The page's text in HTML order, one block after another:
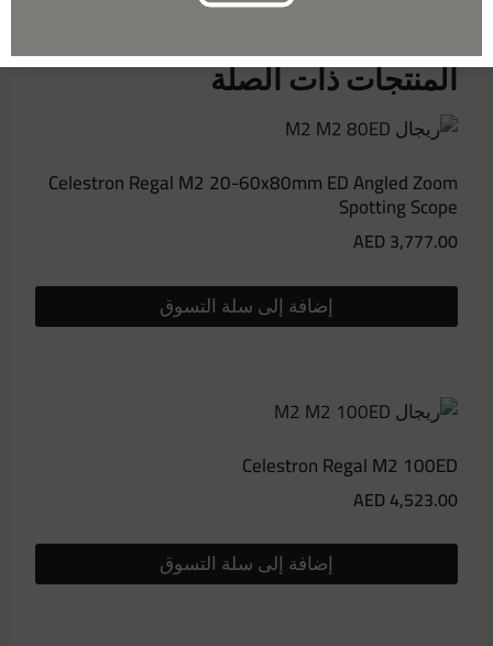
المنتجات ذات الصلة
Celestron Regal M2 20-60x80mm ED Angled Zoom
Spotting Scope
AED3,777.00
إضافة إلى سلة التسوق
Celestron Regal M2 100ED
AED4,523.00
إضافة إلى سلة التسوق